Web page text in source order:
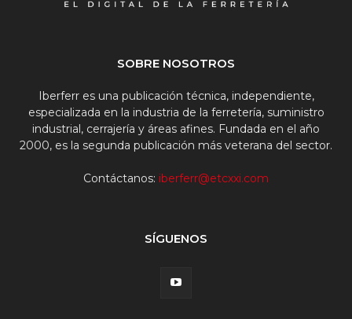
SOBRE NOSOTROS
Iberferr es una publicación técnica, independiente,
especializada en la industria de la ferretería, suministro
industrial, cerrajería y áreas afines. Fundada en el año
2000, es la segunda publicación más veterana del sector.
Contáctanos: iberferr@etcxxi.com
SÍGUENOS